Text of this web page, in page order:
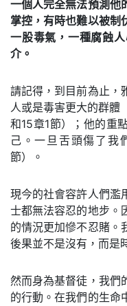
一個人完全無法預測他
掌控，有時也難以被制
一股毒氣，一種腐蝕
介。
請記得，到目前為止，
人或是毒害更大的群體
和15章1節）；他的重
己。一旦舌頭傷了我
節）。
現今的社會容許人們濫
士都無法容忍的地步。
的情況更加慘不忍賭。
後果並不是沒有，而是
然而身為基督徒，我們
的行動。在我們的生命